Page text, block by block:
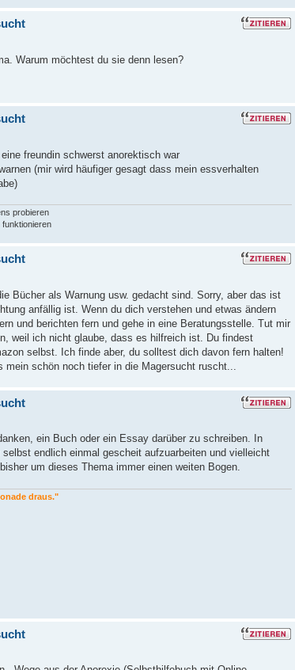
Warum möchtest du sie denn lesen?
freundin schwerst anorektisch war
(mir wird häufiger gesagt dass mein essverhalten
probieren
Bücher als Warnung usw. gedacht sind. Sorry, aber das ist
anfällig ist. Wenn du dich verstehen und etwas ändern
und berichten fern und gehe in eine Beratungsstelle. Tut mir
weil ich nicht glaube, dass es hilfreich ist. Du findest
selbst. Ich finde aber, du solltest dich davon fern halten!
schön noch tiefer in die Magersucht ruscht...
ein Buch oder ein Essay darüber zu schreiben. In
endlich einmal gescheit aufzuarbeiten und vielleicht
um dieses Thema immer einen weiten Bogen.
draus."